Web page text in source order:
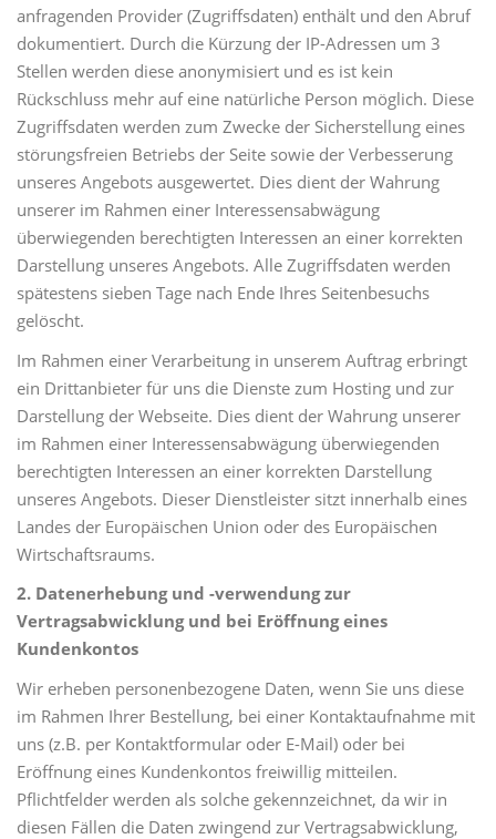
anfragenden Provider (Zugriffsdaten) enthält und den Abruf
dokumentiert. Durch die Kürzung der IP-Adressen um 3
Stellen werden diese anonymisiert und es ist kein
Rückschluss mehr auf eine natürliche Person möglich. Diese
Zugriffsdaten werden zum Zwecke der Sicherstellung eines
störungsfreien Betriebs der Seite sowie der Verbesserung
unseres Angebots ausgewertet. Dies dient der Wahrung
unserer im Rahmen einer Interessensabwägung
überwiegenden berechtigten Interessen an einer korrekten
Darstellung unseres Angebots. Alle Zugriffsdaten werden
spätestens sieben Tage nach Ende Ihres Seitenbesuchs
gelöscht.
Im Rahmen einer Verarbeitung in unserem Auftrag erbringt
ein Drittanbieter für uns die Dienste zum Hosting und zur
Darstellung der Webseite. Dies dient der Wahrung unserer
im Rahmen einer Interessensabwägung überwiegenden
berechtigten Interessen an einer korrekten Darstellung
unseres Angebots. Dieser Dienstleister sitzt innerhalb eines
Landes der Europäischen Union oder des Europäischen
Wirtschaftsraums.
2. Datenerhebung und -verwendung zur
Vertragsabwicklung und bei Eröffnung eines
Kundenkontos
Wir erheben personenbezogene Daten, wenn Sie uns diese
im Rahmen Ihrer Bestellung, bei einer Kontaktaufnahme mit
uns (z.B. per Kontaktformular oder E-Mail) oder bei
Eröffnung eines Kundenkontos freiwillig mitteilen.
Pflichtfelder werden als solche gekennzeichnet, da wir in
diesen Fällen die Daten zwingend zur Vertragsabwicklung,